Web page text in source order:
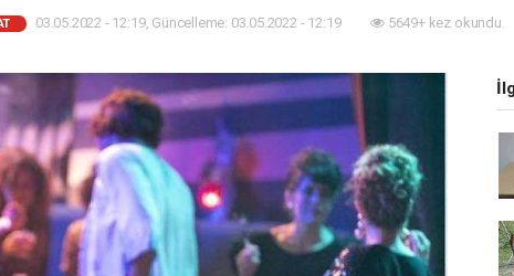
03.05.2022 - 12:19, Güncelleme: 03.05.2022 - 12:19 5649+ kez okundu.